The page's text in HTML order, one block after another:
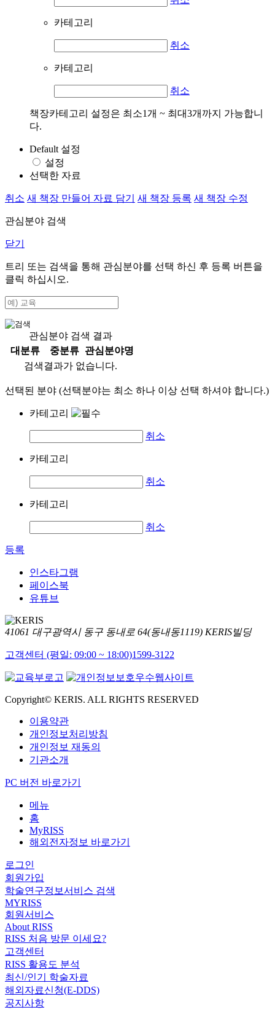
카테고리
취소
카테고리
취소
책장카테고리 설정은 최소1개 ~ 최대3개까지 가능합니
다.
Default 설정
설정
선택한 자료
취소 새 책장 만들어 자료 담기 새 책장 등록 새 책장 수정
관심분야 검색
닫기
트리 또는 검색을 통해 관심분야를 선택 하신 후 등록 버튼을
클릭 하십시오.
관심분야 검색 결과
대분류
중분류
관심분야명
검색결과가 없습니다.
선택된 분야 (선택분야는 최소 하나 이상 선택 하셔야 합니다.)
카테고리
취소
카테고리
취소
카테고리
취소
등록
인스타그램
페이스북
유튜브
41061 대구광역시 동구 동내로 64(동내동1119) KERIS빌딩
고객센터 (평일: 09:00 ~ 18:00)1599-3122
Copyright© KERIS. ALL RIGHTS RESERVED
이용약관
개인정보처리방침
개인정보 재동의
기관소개
PC 버전 바로가기
메뉴
홈
MyRISS
해외전자정보 바로가기
로그인
회원가입
학술연구정보서비스 검색
MYRISS
회원서비스
About RISS
RISS 처음 방문 이세요?
고객센터
RISS 활용도 분석
최신/인기 학술자료
해외자료신청(E-DDS)
공지사항